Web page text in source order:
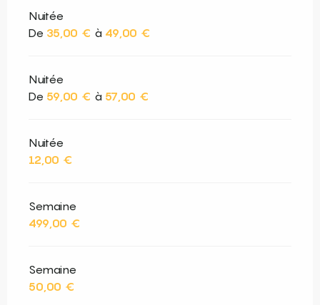
Nuitée
De 35,00 € à 49,00 €
Nuitée
De 59,00 € à 57,00 €
Nuitée
12,00 €
Semaine
499,00 €
Semaine
50,00 €